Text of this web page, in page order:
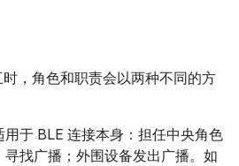
，角色和职责会以两种不同的方
用于 BLE 连接本身：担任中央角色
寻找广播；外围设备发出广播。如